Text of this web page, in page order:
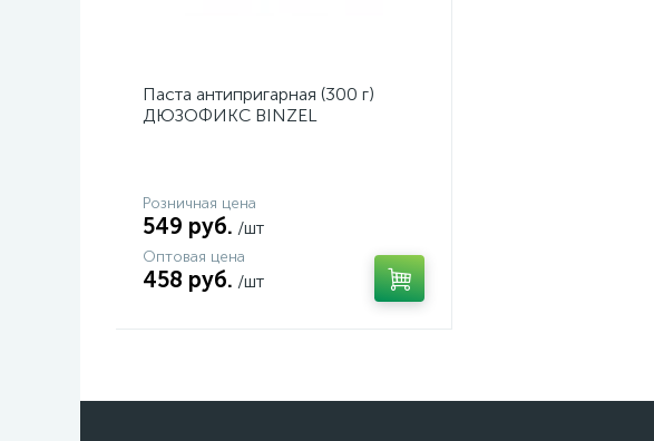
Паста антипригарная (300 г)
ДЮЗОФИКС BINZEL
Розничная цена
549 руб. /шт
Оптовая цена
458 руб. /шт